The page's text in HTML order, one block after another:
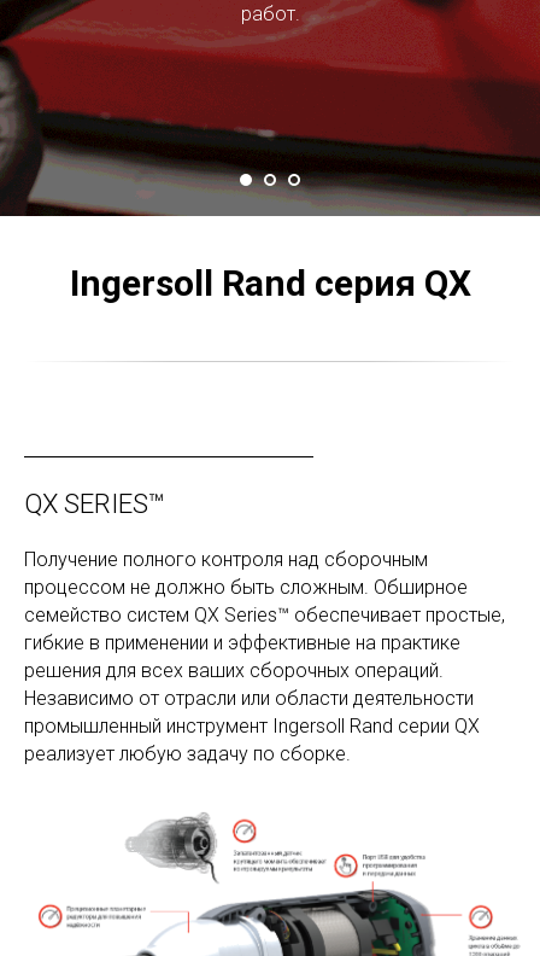
работ.
Ingersoll Rand серия QX
QX SERIES™
Получение полного контроля над сборочным
процессом не должно быть сложным. Обширное
семейство систем QX Series™ обеспечивает простые,
гибкие в применении и эффективные на практике
решения для всех ваших сборочных операций.
Независимо от отрасли или области деятельности
промышленный инструмент Ingersoll Rand серии QX
реализует любую задачу по сборке.